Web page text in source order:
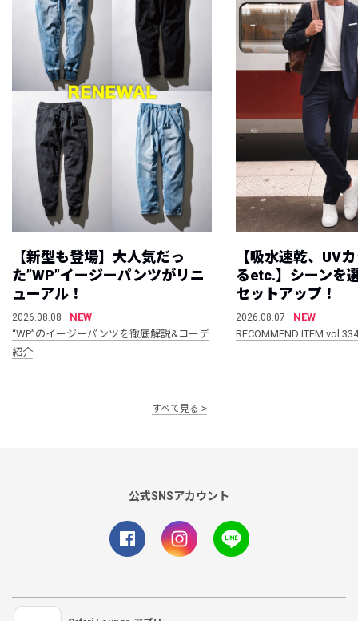
【新型も登場】大人気だっ
た”WP”イージーパンツがリニ
ューアル！
2026.08.08
NEW
“WP”のイージーパンツを徹底解説&コーデ
紹介
【吸水速乾、UV
るetc.】シーンを
セットアップ！
2026.08.07
NEW
RECOMMEND ITEM vol.334
すべて見る
公式SNSアカウント